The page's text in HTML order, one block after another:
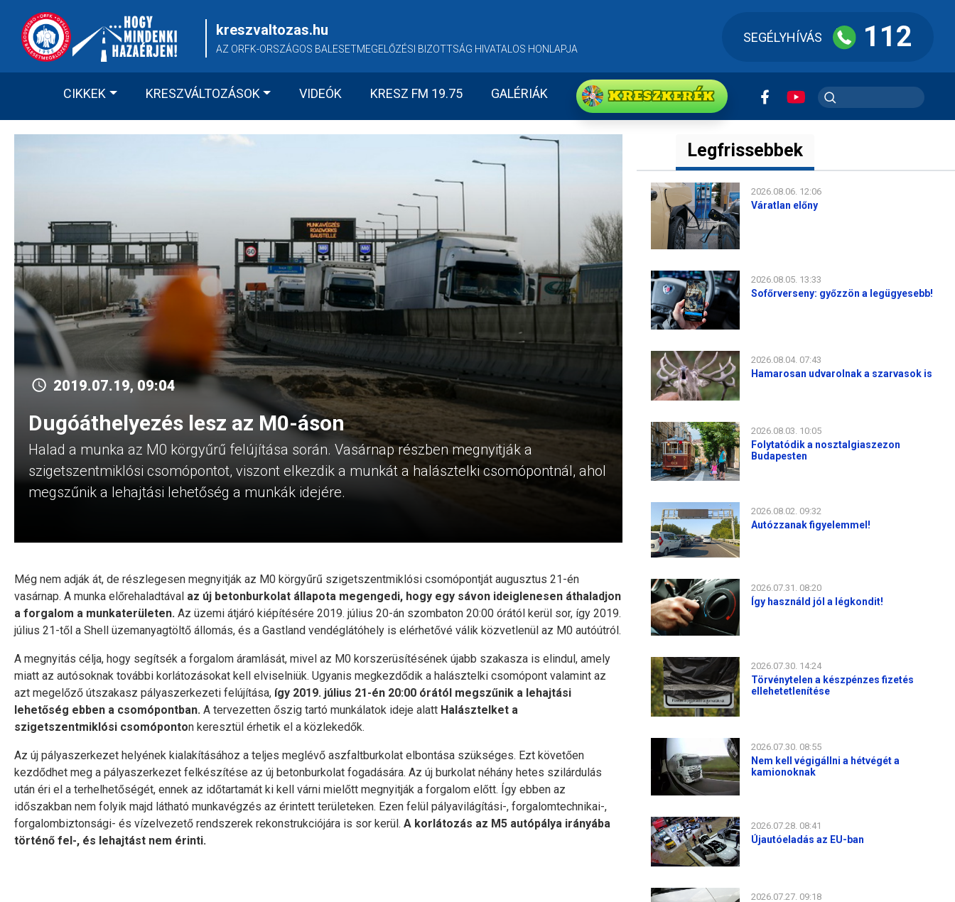
content
kreszvaltozas.hu
AZ ORFK-ORSZÁGOS BALESETMEGELŐZÉSI BIZOTTSÁG HIVATALOS HONLAPJA
SEGÉLYHÍVÁS 112
CIKKEK KRESZVÁLTOZÁSOK VIDEÓK KRESZ FM 19.75 GALÉRIÁK KRESZkerék
2019.07.19, 09:04
Dugóáthelyezés lesz az M0-áson
Halad a munka az M0 körgyűrű felújítása során. Vasárnap részben megnyitják a
szigetszentmiklósi csomópontot, viszont elkezdik a munkát a halásztelki csomópontnál, ahol
megszűnik a lehajtási lehetőség a munkák idejére.
Még nem adják át, de részlegesen megnyitják az M0 körgyűrű szigetszentmiklósi csomópontját augusztus 21-én
vasárnap. A munka előrehaladtával az új betonburkolat állapota megengedi, hogy egy sávon ideiglenesen áthaladjon
a forgalom a munkaterületen. Az üzemi átjáró kiépítésére 2019. július 20-án szombaton 20:00 órától kerül sor, így 2019.
július 21-től a Shell üzemanyagtöltő állomás, és a Gastland vendéglátóhely is elérhetővé válik közvetlenül az M0 autóútról.
A megnyitás célja, hogy segítsék a forgalom áramlását, mivel az M0 korszerüsítésének újabb szakasza is elindul, amely
miatt az autósoknak további korlátozásokat kell elviselniük. Ugyanis megkezdődik a halásztelki csomópont valamint az
azt megelőző útszakasz pályaszerkezeti felújítása, így 2019. július 21-én 20:00 órától megszűnik a lehajtási
lehetőség ebben a csomópontban. A tervezetten őszig tartó munkálatok ideje alatt Halásztelket a
szigetszentmiklósi csomóponton keresztül érhetik el a közlekedők.
Az új pályaszerkezet helyének kialakításához a teljes meglévő aszfaltburkolat elbontása szükséges. Ezt követően
kezdődhet meg a pályaszerkezet felkészítése az új betonburkolat fogadására. Az új burkolat néhány hetes szilárdulás
után éri el a terhelhetőségét, ennek az időtartamát ki kell várni mielőtt megnyitják a forgalom előtt. Így ebben az
időszakban nem folyik majd látható munkavégzés az érintett területeken. Ezen felül pályavilágítási-, forgalomtechnikai-,
forgalombiztonsági- és vízelvezető rendszerek rekonstrukciójára is sor kerül. A korlátozás az M5 autópálya irányába
történő fel-, és lehajtást nem érinti.
Legfrissebbek
2026.08.06. 12:06
Váratlan előny
2026.08.05. 13:33
Sofőrverseny: győzzön a legügyesebb!
2026.08.04. 07:43
Hamarosan udvarolnak a szarvasok is
2026.08.03. 10:05
Folytatódik a nosztalgiaszezon
Budapesten
2026.08.02. 09:32
Autózzanak figyelemmel!
2026.07.31. 08:20
Így használd jól a légkondit!
2026.07.30. 14:24
Törvénytelen a készpénzes fizetés
ellehetetlenítése
2026.07.30. 08:55
Nem kell végigállni a hétvégét a
kamionoknak
2026.07.28. 08:41
Újautóeladás az EU-ban
2026.07.27. 09:18